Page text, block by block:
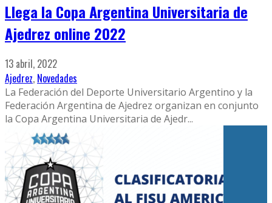
Llega la Copa Argentina Universitaria de
Ajedrez online 2022
13 abril, 2022
Ajedrez, Novedades
La Federación del Deporte Universitario Argentino y la
Federación Argentina de Ajedrez organizan en conjunto
la Copa Argentina Universitaria de Ajedr...